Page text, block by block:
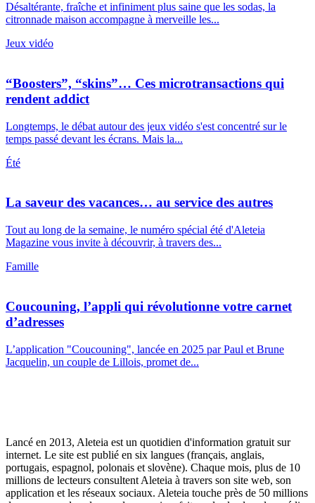
Désaltérante, fraîche et infiniment plus saine que les sodas, la
citronnade maison accompagne à merveille les...
Jeux vidéo
“Boosters”, “skins”… Ces microtransactions qui
rendent addict
Longtemps, le débat autour des jeux vidéo s'est concentré sur le
temps passé devant les écrans. Mais la...
Été
La saveur des vacances… au service des autres
Tout au long de la semaine, le numéro spécial été d'Aleteia
Magazine vous invite à découvrir, à travers des...
Famille
Coucouning, l’appli qui révolutionne votre carnet
d’adresses
L’application "Coucouning", lancée en 2025 par Paul et Brune
Jacquelin, un couple de Lillois, promet de...
Lancé en 2013, Aleteia est un quotidien d'information gratuit sur
internet. Le site est publié en six langues (français, anglais,
portugais, espagnol, polonais et slovène). Chaque mois, plus de 10
millions de lecteurs consultent Aleteia à travers son site web, son
application et les réseaux sociaux. Aleteia touche près de 50 millions